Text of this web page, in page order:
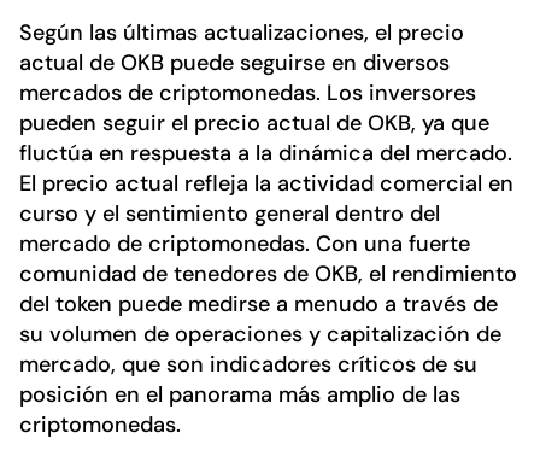
Según las últimas actualizaciones, el precio
actual de OKB puede seguirse en diversos
mercados de criptomonedas. Los inversores
pueden seguir el precio actual de OKB, ya que
fluctúa en respuesta a la dinámica del mercado.
El precio actual refleja la actividad comercial en
curso y el sentimiento general dentro del
mercado de criptomonedas. Con una fuerte
comunidad de tenedores de OKB, el rendimiento
del token puede medirse a menudo a través de
su volumen de operaciones y capitalización de
mercado, que son indicadores críticos de su
posición en el panorama más amplio de las
criptomonedas.